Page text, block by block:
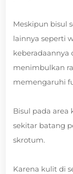
Meskipun bisul
lainnya seperti
keberadaannya
menimbulkan
memengaruhi
Bisul pada
sekitar batang
skrotum.
Karena kulit di